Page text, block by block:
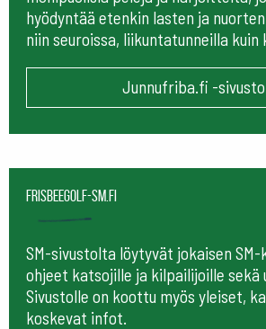
hyödyntää etenkin lasten ja
niin seuroissa, liikuntatunneilla kuin
Junnufriba.fi -
frisbeegolf-sm.fi
SM-sivustolta löytyvät jokaisen
ohjeet katsojille ja kilpailijoille sekä
Sivustolle on koottu myös yleiset,
koskevat infot.